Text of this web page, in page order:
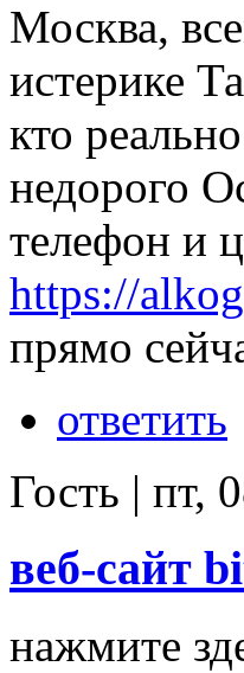
Москва,
истерике
кто
недорого
телефон и
https://
прямо
ответить
Гость | пт,
веб-сайт
нажмите